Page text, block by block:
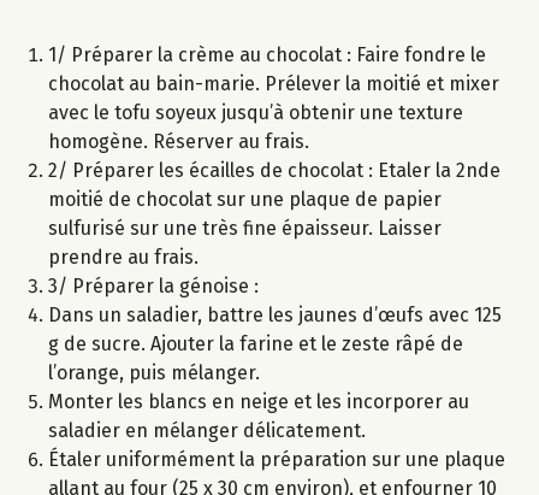
1/ Préparer la crème au chocolat : Faire fondre le
chocolat au bain-marie. Prélever la moitié et mixer
avec le tofu soyeux jusqu’à obtenir une texture
homogène. Réserver au frais.
2/ Préparer les écailles de chocolat : Etaler la 2nde
moitié de chocolat sur une plaque de papier
sulfurisé sur une très fine épaisseur. Laisser
prendre au frais.
3/ Préparer la génoise :
Dans un saladier, battre les jaunes d’œufs avec 125
g de sucre. Ajouter la farine et le zeste râpé de
l’orange, puis mélanger.
Monter les blancs en neige et les incorporer au
saladier en mélanger délicatement.
Étaler uniformément la préparation sur une plaque
allant au four (25 x 30 cm environ), et enfourner 10